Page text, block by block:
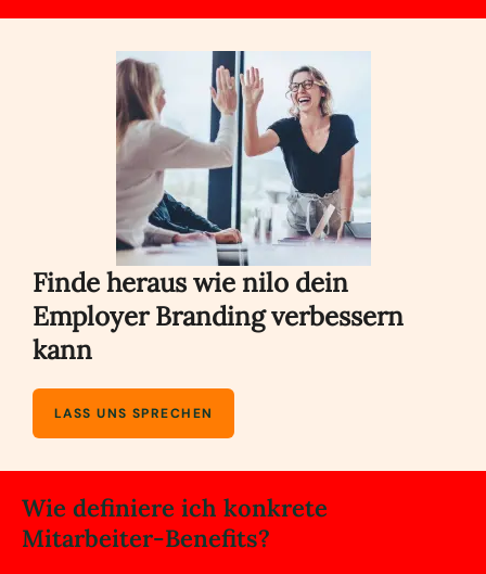
Finde heraus wie nilo dein
Employer Branding verbessern
kann
LASS UNS SPRECHEN
Wie definiere ich konkrete
Mitarbeiter-Benefits?